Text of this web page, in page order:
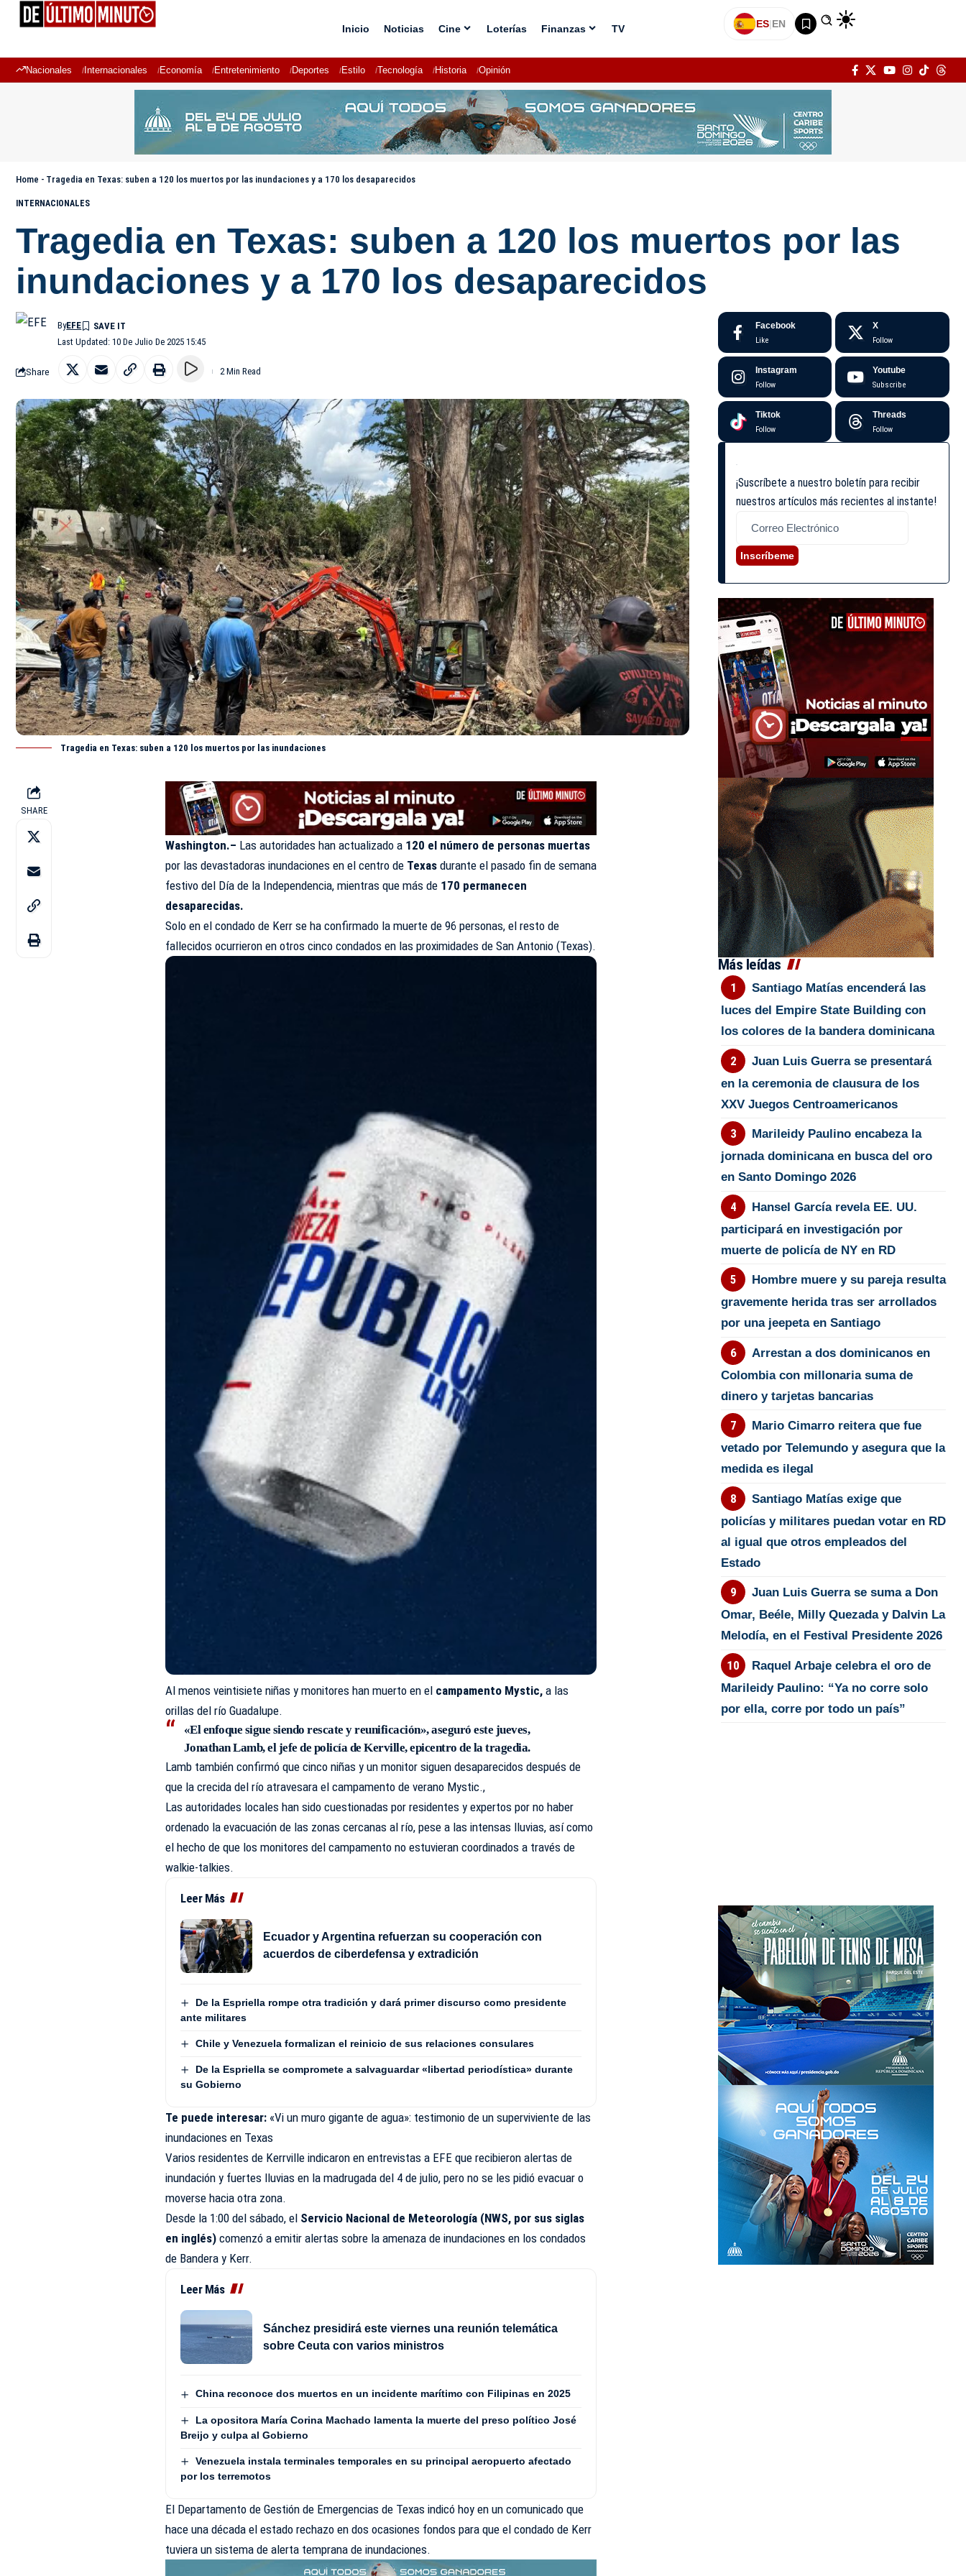
Inicio Noticias Cine Loterías Finanzas TV ES|EN
Nacionales Internacionales Economía Entretenimiento Deportes Estilo Tecnología Historia Opinión
Home - Tragedia en Texas: suben a 120 los muertos por las inundaciones y a 170 los desaparecidos
INTERNACIONALES
Tragedia en Texas: suben a 120 los muertos por las
inundaciones y a 170 los desaparecidos
Last Updated: 10 De Julio De 2025 15:45
ByEFE
Share 2 Min Read
Tragedia en Texas: suben a 120 los muertos por las inundaciones
SHARE
Washington.– Las autoridades han actualizado a 120 el número de personas muertas
por las devastadoras inundaciones en el centro de Texasdurante el pasado fin de semana
festivo del Día de la Independencia, mientras que más de 170 permanecen
desaparecidas.
Solo en el condado de Kerr se ha confirmado la muerte de 96 personas, el resto de
fallecidos ocurrieron en otros cinco condados en las proximidades de San Antonio (Texas).
Al menos veintisiete niñas y monitores han muerto en el campamento Mystic, a las
orillas del río Guadalupe.
«El enfoque sigue siendo rescate y reunificación», aseguró este jueves,
Jonathan Lamb, el jefe de policía de Kerville, epicentro de la tragedia.
Lamb también confirmó que cinco niñas y un monitor siguen desaparecidos después de
que la crecida del río atravesara el campamento de verano Mystic.,
Las autoridades locales han sido cuestionadas por residentes y expertos por no haber
ordenado la evacuación de las zonas cercanas al río, pese a las intensas lluvias, así como
el hecho de que los monitores del campamento no estuvieran coordinados a través de
walkie-talkies.
Leer Más
Ecuador y Argentina refuerzan su cooperación con
acuerdos de ciberdefensa y extradición
De la Espriella rompe otra tradición y dará primer discurso como presidente
ante militares
Chile y Venezuela formalizan el reinicio de sus relaciones consulares
De la Espriella se compromete a salvaguardar «libertad periodística» durante
su Gobierno
Te puede interesar: «Vi un muro gigante de agua»: testimonio de un superviviente de las
inundaciones en Texas
Varios residentes de Kerrville indicaron en entrevistas a EFE que recibieron alertas de
inundación y fuertes lluvias en la madrugada del 4 de julio, pero no se les pidió evacuar o
moverse hacia otra zona.
Desde la 1:00 del sábado, el Servicio Nacional de Meteorología (NWS, por sus siglas
en inglés) comenzó a emitir alertas sobre la amenaza de inundaciones en los condados
de Bandera y Kerr.
Leer Más
Sánchez presidirá este viernes una reunión telemática
sobre Ceuta con varios ministros
China reconoce dos muertos en un incidente marítimo con Filipinas en 2025
La opositora María Corina Machado lamenta la muerte del preso político José
Breijo y culpa al Gobierno
Venezuela instala terminales temporales en su principal aeropuerto afectado
por los terremotos
El Departamento de Gestión de Emergencias de Texas indicó hoy en un comunicado que
hace una década el estado rechazo en dos ocasiones fondos para que el condado de Kerr
tuviera un sistema de alerta temprana de inundaciones.
Facebook
Like
X
Follow
Instagram
Follow
Youtube
Subscribe
Tiktok
Follow
Threads
Follow
¡Suscríbete a nuestro boletín para recibir
nuestros artículos más recientes al instante!
Inscríbeme
Más leídas
Santiago Matías encenderá las
luces del Empire State Building con
los colores de la bandera dominicana
Juan Luis Guerra se presentará
en la ceremonia de clausura de los
XXV Juegos Centroamericanos
Marileidy Paulino encabeza la
jornada dominicana en busca del oro
en Santo Domingo 2026
Hansel García revela EE. UU.
participará en investigación por
muerte de policía de NY en RD
Hombre muere y su pareja resulta
gravemente herida tras ser arrollados
por una jeepeta en Santiago
Arrestan a dos dominicanos en
Colombia con millonaria suma de
dinero y tarjetas bancarias
Mario Cimarro reitera que fue
vetado por Telemundo y asegura que la
medida es ilegal
Santiago Matías exige que
policías y militares puedan votar en RD
al igual que otros empleados del
Estado
Juan Luis Guerra se suma a Don
Omar, Beéle, Milly Quezada y Dalvin La
Melodía, en el Festival Presidente 2026
Raquel Arbaje celebra el oro de
Marileidy Paulino: “Ya no corre solo
por ella, corre por todo un país”